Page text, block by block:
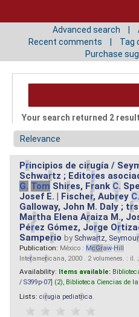
Advanced search
Recent comments
Tag
Purchase
Your search returned 2
Principios de cirugía /
Schwartz ; Editores
G. Tom Shires, Frank C.
Josef E. | Fischer, Aubrey C.
Galloway, John M. Daly ; tr
Martha Elena Araiza M.,
Pérez Gómez, Jorge Or
Samperio by Schwartz, Seymour
Publication: México : McGraw-Hill
Interamericana, 2000 . 2 volumenes. : il.
Availability: Items available:
/ S399p-07 ] (2), Biblioteca Ciencias de la
Lists: cirugia pediatrica